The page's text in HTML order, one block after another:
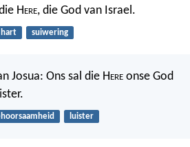
Here, die God van Israel.
hart suiwering
Josua: Ons sal die Here onse God
luister